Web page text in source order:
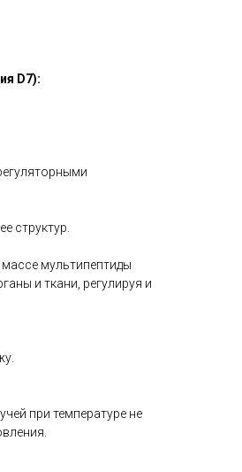
D7):
структур.
мультипептиды
и ткани, регулируя и
при температуре не